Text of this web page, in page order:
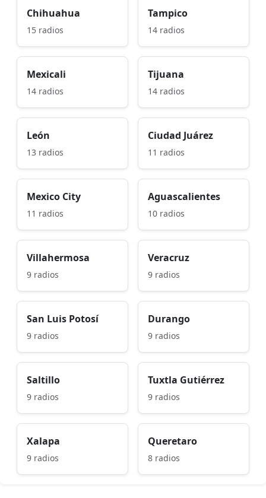
Chihuahua
15 radios
Tampico
14 radios
Mexicali
14 radios
Tijuana
14 radios
León
13 radios
Ciudad Juárez
11 radios
Mexico City
11 radios
Aguascalientes
10 radios
Villahermosa
9 radios
Veracruz
9 radios
San Luis Potosí
9 radios
Durango
9 radios
Saltillo
9 radios
Tuxtla Gutiérrez
9 radios
Xalapa
9 radios
Queretaro
8 radios